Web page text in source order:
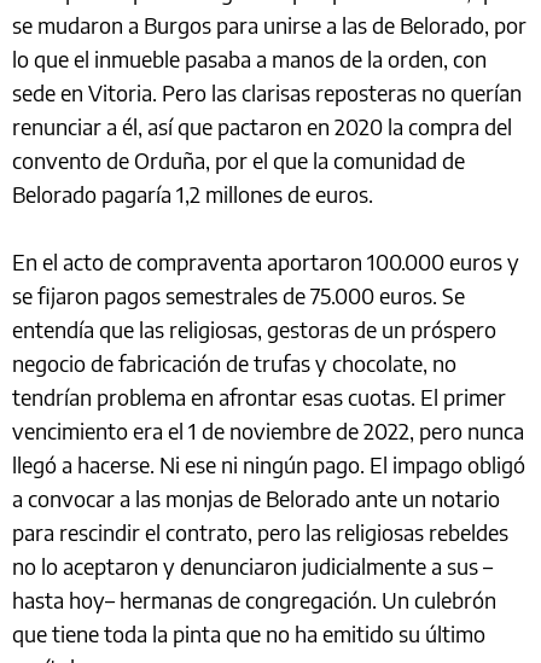
se mudaron a Burgos para unirse a las de Belorado, por
lo que el inmueble pasaba a manos de la orden, con
sede en Vitoria. Pero las clarisas reposteras no querían
renunciar a él, así que pactaron en 2020 la compra del
convento de Orduña, por el que la comunidad de
Belorado pagaría 1,2 millones de euros.
En el acto de compraventa aportaron 100.000 euros y
se fijaron pagos semestrales de 75.000 euros. Se
entendía que las religiosas, gestoras de un próspero
negocio de fabricación de trufas y chocolate, no
tendrían problema en afrontar esas cuotas. El primer
vencimiento era el 1 de noviembre de 2022, pero nunca
llegó a hacerse. Ni ese ni ningún pago. El impago obligó
a convocar a las monjas de Belorado ante un notario
para rescindir el contrato, pero las religiosas rebeldes
no lo aceptaron y denunciaron judicialmente a sus –
hasta hoy– hermanas de congregación. Un culebrón
que tiene toda la pinta que no ha emitido su último